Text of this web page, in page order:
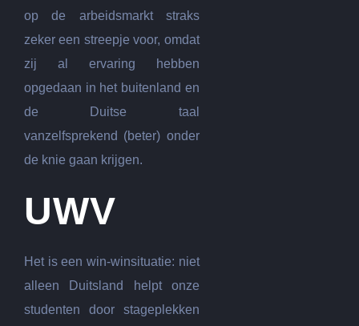
op de arbeidsmarkt straks
zeker een streepje voor, omdat
zij al ervaring hebben
opgedaan in het buitenland en
de Duitse taal
vanzelfsprekend (beter) onder
de knie gaan krijgen.
UWV
Het is een win-winsituatie: niet
alleen Duitsland helpt onze
studenten door stageplekken